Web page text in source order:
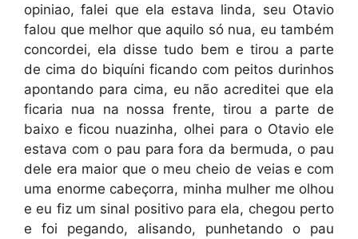
opiniao, falei que ela estava linda, seu Otavio
falou que melhor que aquilo só nua, eu também
concordei, ela disse tudo bem e tirou a parte
de cima do biquíni ficando com peitos durinhos
apontando para cima, eu não acreditei que ela
ficaria nua na nossa frente, tirou a parte de
baixo e ficou nuazinha, olhei para o Otavio ele
estava com o pau para fora da bermuda, o pau
dele era maior que o meu cheio de veias e com
uma enorme cabeçorra, minha mulher me olhou
e eu fiz um sinal positivo para ela, chegou perto
e foi pegando, alisando, punhetando o pau